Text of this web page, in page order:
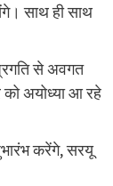
साथ ही साथ
से अवगत
को अयोध्या आ रहे
करेंगे, सरयू